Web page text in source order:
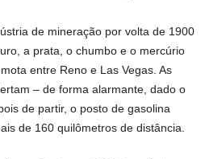
de mineração por volta de 1900
a prata, o chumbo e o mercúrio
entre Reno e Las Vegas. As
– de forma alarmante, dado o
de partir, o posto de gasolina
de 160 quilômetros de distância.